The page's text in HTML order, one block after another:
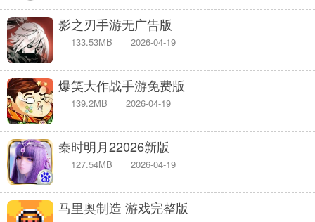
影之刃手游无广告版
133.53MB 2026-04-19
爆笑大作战手游免费版
139.2MB 2026-04-19
秦时明月22026新版
127.54MB 2026-04-19
马里奥制造 游戏完整版